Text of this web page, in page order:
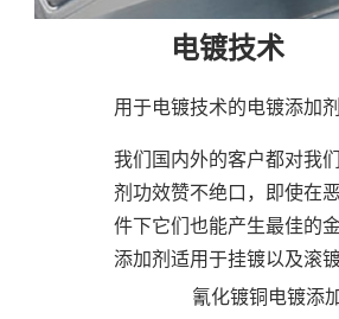
电镀技术
用于电镀技术的电镀添加剂
我们国内外的客户都对我
剂功效赞不绝口，即使在
件下它们也能产生最佳的
添加剂适用于挂镀以及滚镀
氰化镀铜电镀添